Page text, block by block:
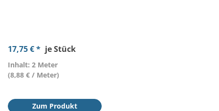
17,75 € * je Stück
Inhalt: 2 Meter
(8,88 € / Meter)
Zum Produkt